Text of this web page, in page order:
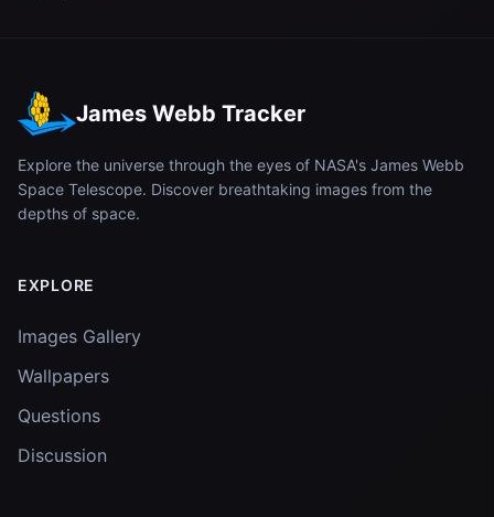
James Webb Tracker
Explore the universe through the eyes of NASA's James Webb
Space Telescope. Discover breathtaking images from the
depths of space.
EXPLORE
Images Gallery
Wallpapers
Questions
Discussion